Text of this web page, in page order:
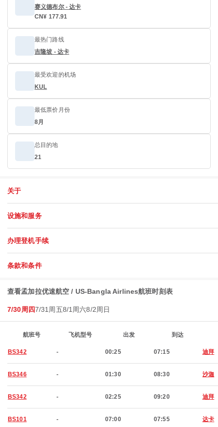
赛义德布尔 - 达卡
CN¥ 177.91
最热门路线
吉隆坡 - 达卡
最受欢迎的机场
KUL
最低票价月份
8月
总目的地
21
关于
设施和服务
办理登机手续
条款和条件
查看孟加拉优速航空 / US-Bangla Airlines航班时刻表
7/30周四7/31周五8/1周六8/2周日
航班号 飞机型号 出发 到达
BS342 - 00:25 07:15 迪拜
BS346 - 01:30 08:30 沙迦
BS342 - 02:25 09:20 迪拜
BS101 - 07:00 07:55 达卡